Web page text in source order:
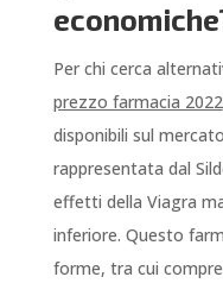
Per chi cerca
prezzo farmacia 2022
disponibili sul
rappresentata dal
effetti della Viagra
inferiore. Questo
forme, tra cui